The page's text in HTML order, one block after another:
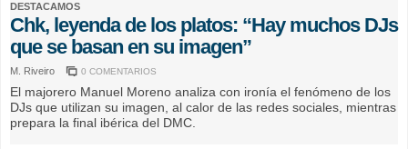
DESTACAMOS
Chk, leyenda de los platos: “Hay muchos DJs
que se basan en su imagen”
M. Riveiro 0 COMENTARIOS
El majorero Manuel Moreno analiza con ironía el fenómeno de los
DJs que utilizan su imagen, al calor de las redes sociales, mientras
prepara la final ibérica del DMC.